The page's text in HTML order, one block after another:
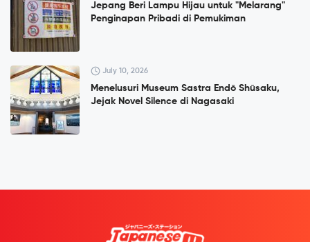
Jepang Beri Lampu Hijau untuk "Melarang"
Penginapan Pribadi di Pemukiman
July 10, 2026
Menelusuri Museum Sastra Endō Shūsaku,
Jejak Novel Silence di Nagasaki